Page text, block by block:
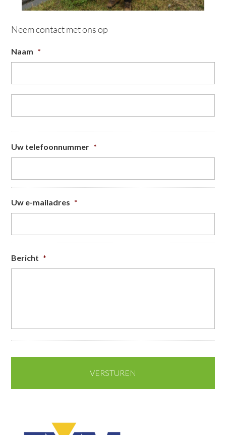
Neem contact met ons op
Naam *
Uw telefoonnummer *
Uw e-mailadres *
Bericht *